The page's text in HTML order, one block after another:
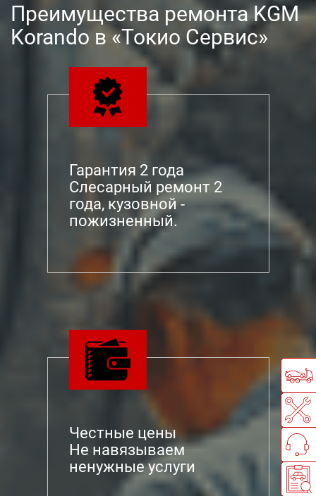
Преимущества ремонта KGM
Korando в «Токио Сервис»
Гарантия 2 года
Слесарный ремонт 2
года, кузовной -
пожизненный.
Честные цены
Не навязываем
ненужные услуги